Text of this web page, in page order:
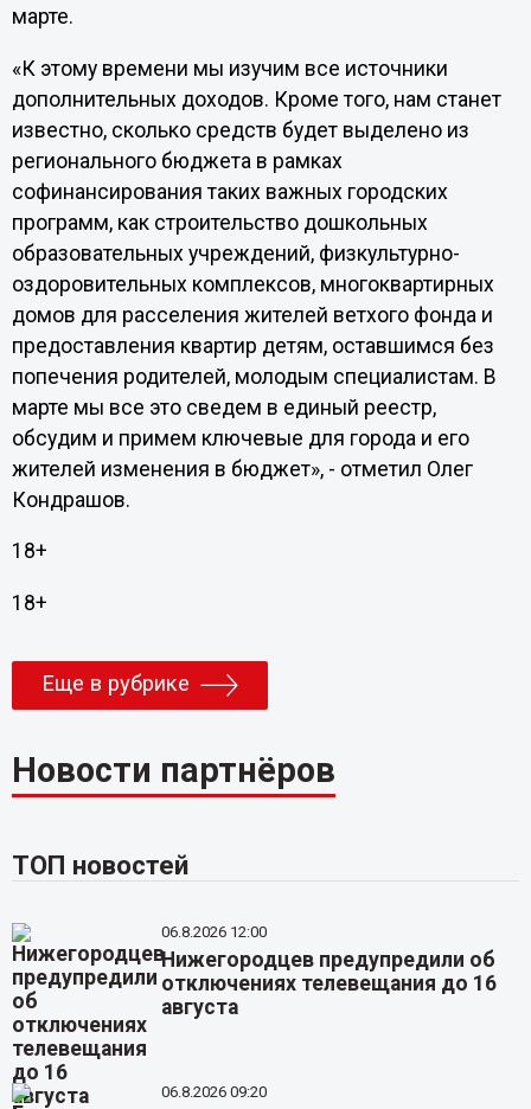
марте.
«К этому времени мы изучим все источники
дополнительных доходов. Кроме того, нам станет
известно, сколько средств будет выделено из
регионального бюджета в рамках
софинансирования таких важных городских
программ, как строительство дошкольных
образовательных учреждений, физкультурно-
оздоровительных комплексов, многоквартирных
домов для расселения жителей ветхого фонда и
предоставления квартир детям, оставшимся без
попечения родителей, молодым специалистам. В
марте мы все это сведем в единый реестр,
обсудим и примем ключевые для города и его
жителей изменения в бюджет», - отметил Олег
Кондрашов.
18+
18+
Еще в рубрике
Новости партнёров
ТОП новостей
06.8.2026 12:00
Нижегородцев предупредили об
отключениях телевещания до 16
августа
06.8.2026 09:20